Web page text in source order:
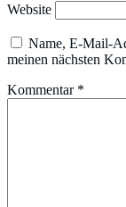
Website
Name, E-Mail-
meinen nächsten
Kommentar *